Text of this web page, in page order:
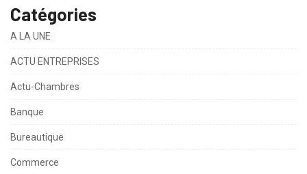
Catégories
A LA UNE
ACTU ENTREPRISES
Actu-Chambres
Banque
Bureautique
Commerce